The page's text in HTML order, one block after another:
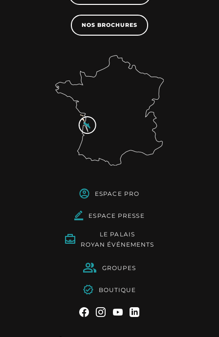
NOS BROCHURES
ESPACE PRO
ESPACE PRESSE
LE PALAIS
ROYAN ÉVÉNEMENTS
GROUPES
BOUTIQUE
Suivez-nous sur Facebook
Suivez-nous sur
Suivez-nous sur
Suivez-nous sur